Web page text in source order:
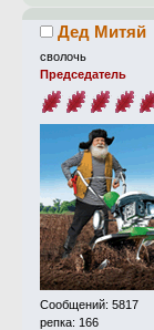
Дед Митяй
сволочь
Председатель
Сообщений: 5817
репка: 166